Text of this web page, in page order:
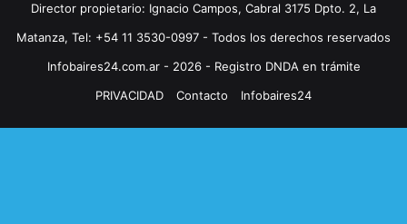
Director propietario: Ignacio Campos, Cabral 3175 Dpto. 2, La
Matanza, Tel: +54 11 3530-0997 - Todos los derechos reservados
Infobaires24.com.ar - 2026 - Registro DNDA en trámite
PRIVACIDAD
Contacto Infobaires24